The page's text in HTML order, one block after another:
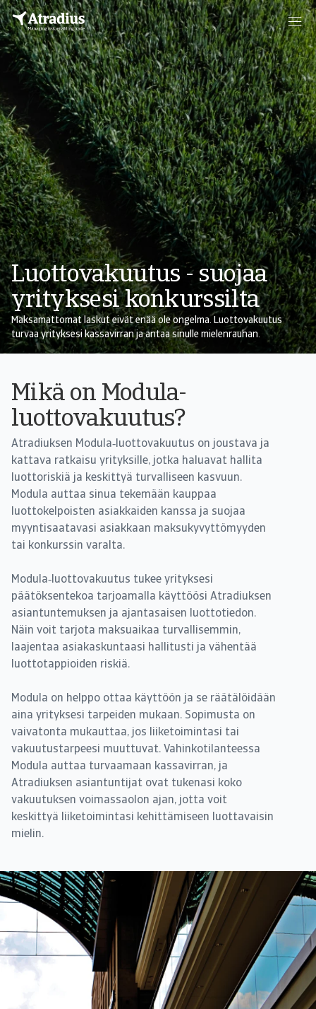
Luottovakuutus - suojaa
yrityksesi konkurssilta
Maksamattomat laskut eivät enää ole ongelma. Luottovakuutus
turvaa yrityksesi kassavirran ja antaa sinulle mielenrauhan.
Mikä on Modula-
luottovakuutus?
Atradiuksen Modula‑luottovakuutus on joustava ja
kattava ratkaisu yrityksille, jotka haluavat hallita
luottoriskiä ja keskittyä turvalliseen kasvuun.
Modula auttaa sinua tekemään kauppaa
luottokelpoisten asiakkaiden kanssa ja suojaa
myyntisaatavasi asiakkaan maksukyvyttömyyden
tai konkurssin varalta.
Modula‑luottovakuutus tukee yrityksesi
päätöksentekoa tarjoamalla käyttöösi Atradiuksen
asiantuntemuksen ja ajantasaisen luottotiedon.
Näin voit tarjota maksuaikaa turvallisemmin,
laajentaa asiakaskuntaasi hallitusti ja vähentää
luottotappioiden riskiä.
Modula on helppo ottaa käyttöön ja se räätälöidään
aina yrityksesi tarpeiden mukaan. Sopimusta on
vaivatonta mukauttaa, jos liiketoimintasi tai
vakuutustarpeesi muuttuvat. Vahinkotilanteessa
Modula auttaa turvaamaan kassavirran, ja
Atradiuksen asiantuntijat ovat tukenasi koko
vakuutuksen voimassaolon ajan, jotta voit
keskittyä liiketoimintasi kehittämiseen luottavaisin
mielin.